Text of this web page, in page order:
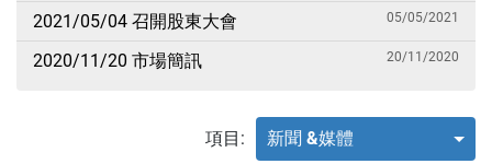
2021/05/04 召開股東大會 05/05/2021
2020/11/20 市場簡訊 20/11/2020
項目: 新聞 &媒體